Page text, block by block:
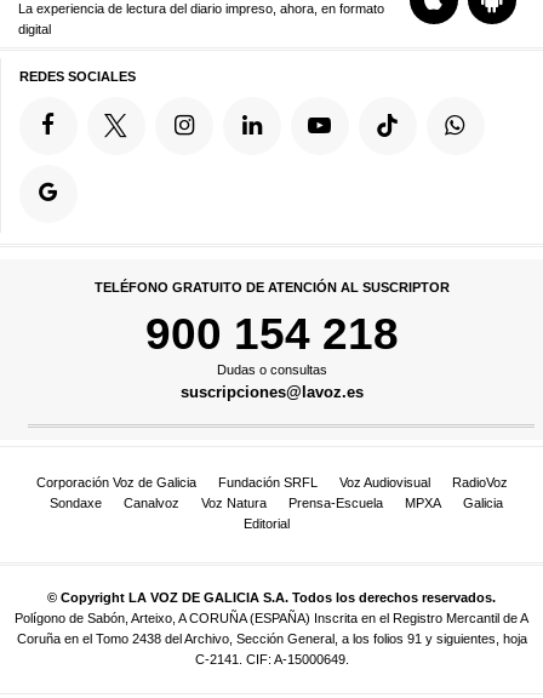
La experiencia de lectura del diario impreso, ahora, en formato
digital
REDES SOCIALES
TELÉFONO GRATUITO DE ATENCIÓN AL SUSCRIPTOR
900 154 218
Dudas o consultas
suscripciones@lavoz.es
Corporación Voz de Galicia Fundación SRFL Voz Audiovisual
RadioVoz
Sondaxe
Canalvoz Voz Natura Prensa-Escuela MPXA
Galicia
Editorial
© Copyright LA VOZ DE GALICIA S.A. Todos los derechos reservados.
Polígono de Sabón, Arteixo, A CORUÑA (ESPAÑA) Inscrita en el Registro Mercantil de A
Coruña en el Tomo 2438 del Archivo, Sección General, a los folios 91 y siguientes, hoja
C-2141. CIF: A-15000649.